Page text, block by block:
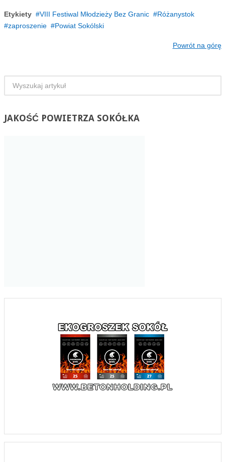
Etykiety VIII Festiwal Młodzieży Bez Granic
Różanystok
zaproszenie
Powiat Sokólski
Powrót na górę
JAKOŚĆPOWIETRZA SOKÓŁKA